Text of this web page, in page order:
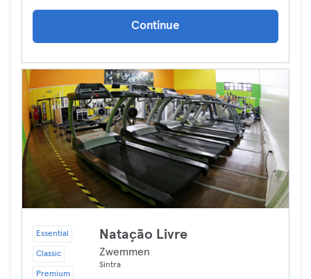
Continue
Essential
Classic
Premium
Natação Livre
Zwemmen
Sintra